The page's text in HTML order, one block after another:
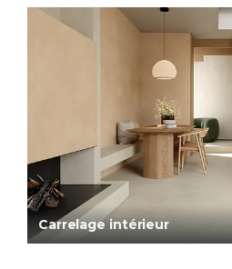
Carrelage intérieur